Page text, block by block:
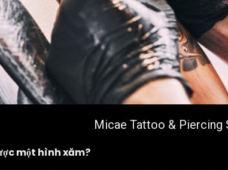
Micae Tattoo & Piercing
một hình xăm?